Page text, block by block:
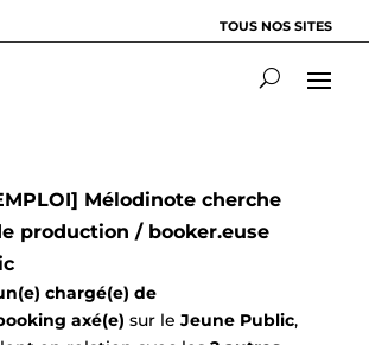
TOUS NOS SITES
Mélodinote cherche
production / booker.euse
chargé(e) de
axé(e) sur le Jeune Public,